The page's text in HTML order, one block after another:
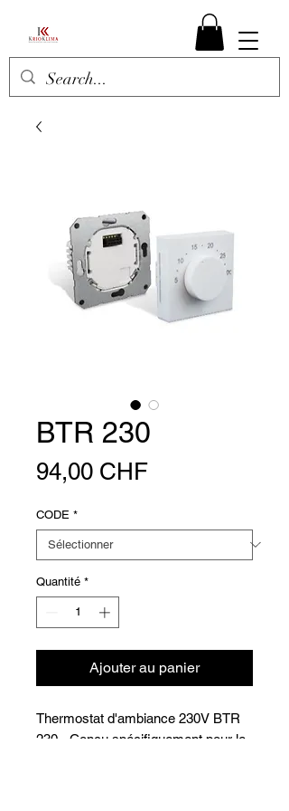
BTR 230
94,00 CHFPrix
CODE *
Quantité *
Ajouter au panier
Thermostat d'ambiance 230V BTR
230 - Conçu spécifiquement pour le